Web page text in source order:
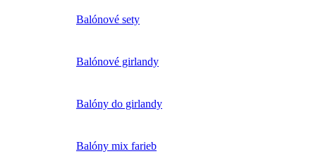
Balónové sety
Balónové girlandy
Balóny do girlandy
Balóny mix farieb